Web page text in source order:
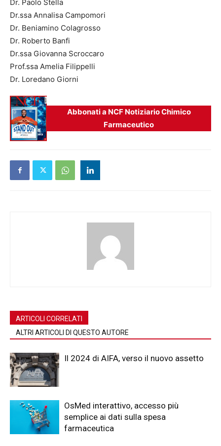
Dr. Paolo Stella
Dr.ssa Annalisa Campomori
Dr. Beniamino Colagrosso
Dr. Roberto Banfi
Dr.ssa Giovanna Scroccaro
Prof.ssa Amelia Filippelli
Dr. Loredano Giorni
Abbonati a NCF Notiziario Chimico
Farmaceutico
ARTICOLI CORRELATI
ALTRI ARTICOLI DI QUESTO AUTORE
Il 2024 di AIFA, verso il nuovo assetto
OsMed interattivo, accesso più
semplice ai dati sulla spesa
farmaceutica